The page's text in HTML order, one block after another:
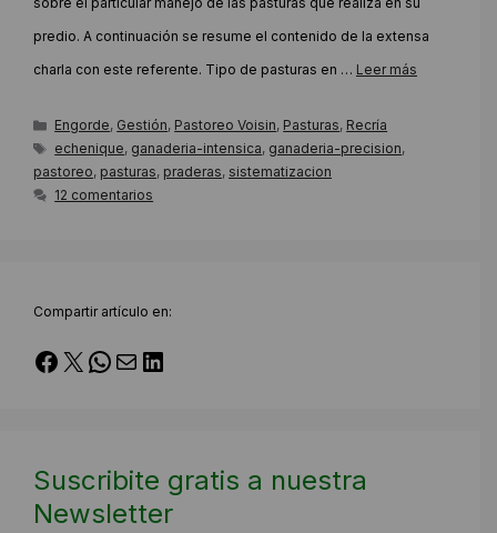
predio. A continuación se resume el contenido de la extensa
charla con este referente. Tipo de pasturas en … Leer más
Categorías
Engorde, Gestión, Pastoreo Voisin, Pasturas, Recría
Etiquetas
echenique, ganaderia-intensica, ganaderia-precision,
pastoreo, pasturas, praderas, sistematizacion
12 comentarios
Compartir artículo en:
Facebook
X WhatsApp
Correo electrónico
LinkedIn
Suscribite gratis a nuestra
Newsletter